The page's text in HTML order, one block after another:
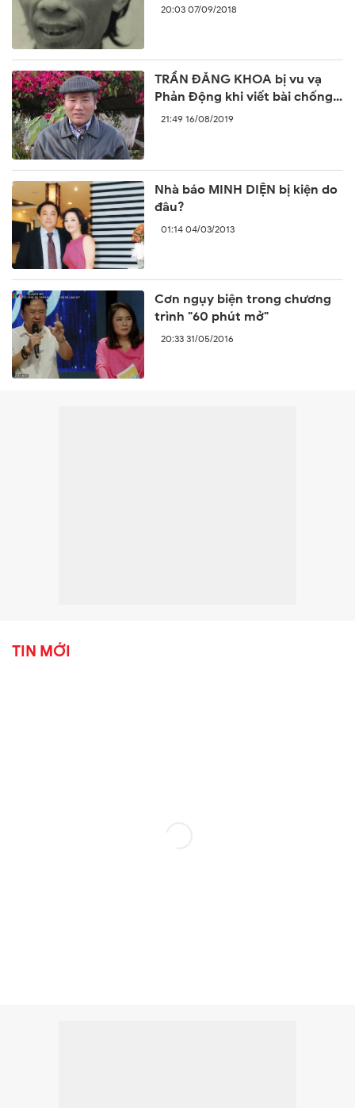
năm trước
20:03 07/09/2018
TRẦN ĐĂNG KHOA bị vu vạ
Phản Động khi viết bài chống
lại sự ngang ngược của Trung
21:49 16/08/2019
Nhà báo MINH DIỆN bị kiện do
đâu?
01:14 04/03/2013
Cơn ngụy biện trong chương
trình "60 phút mở"
20:33 31/05/2016
TIN MỚI